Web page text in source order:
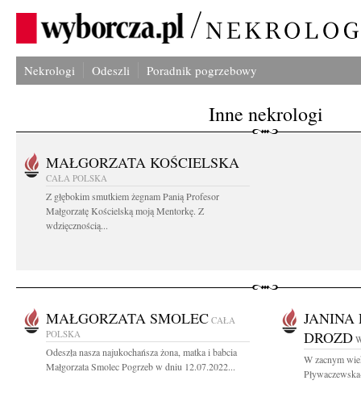
Nekrologi Odeszli Poradnik pogrzebowy
Inne nekrologi
MAŁGORZATA KOŚCIELSKA
CAŁA POLSKA
Z głębokim smutkiem żegnam Panią Profesor
Małgorzatę Kościelską moją Mentorkę. Z
wdzięcznością...
MAŁGORZATA SMOLEC CAŁA
POLSKA
Odeszła nasza najukochańsza żona, matka i babcia
Małgorzata Smolec Pogrzeb w dniu 12.07.2022...
JANINA
DROZD
W zacnym